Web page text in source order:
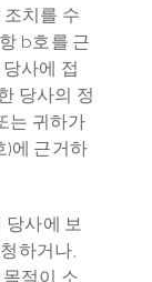
치를 수
b호를 근
사에 접
당사의 정
는 귀하가
)에 근거하
사에 보
하거나,
적이 소